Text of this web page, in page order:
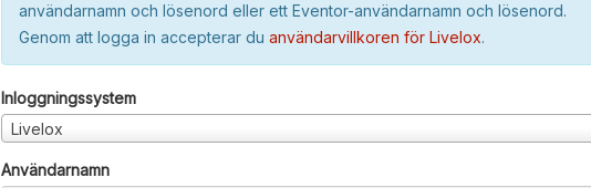
användarnamn och lösenord eller ett Eventor-användarnamn och lösenord.
Genom att logga in accepterar du användarvillkoren för Livelox.
Inloggningssystem
Livelox
Användarnamn